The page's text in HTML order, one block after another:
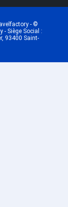
- ©
- Siège Social :
93400 Saint-